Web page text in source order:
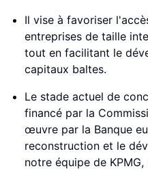
Il vise à favoriser
entreprises de taille
tout en facilitant le
capitaux baltes.
Le stade actuel de
financé par la
œuvre par la Banque
reconstruction et le
notre équipe de